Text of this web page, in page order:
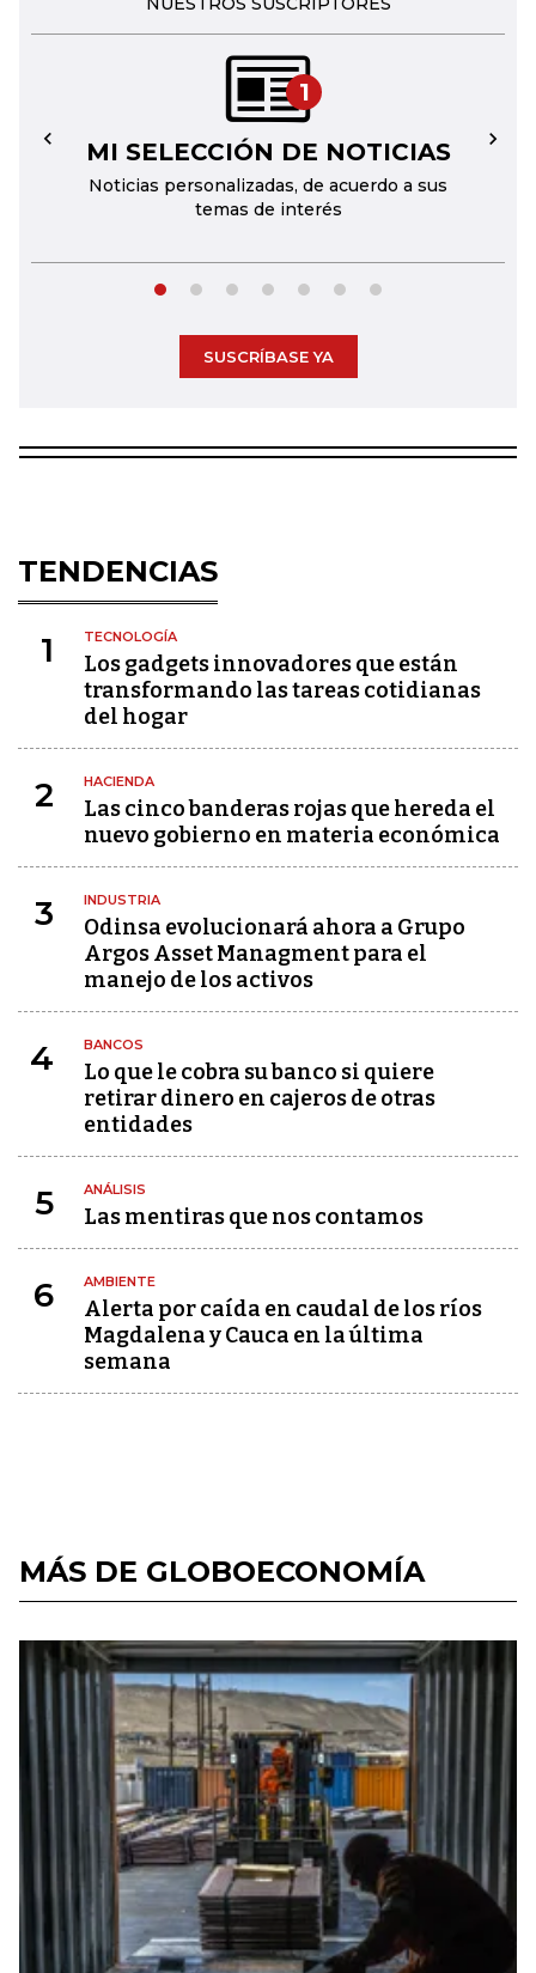
1
MI SELECCIÓN DE NOTICIAS
Noticias personalizadas, de acuerdo a sus
temas de interés
← →
SUSCRÍBASE YA
TENDENCIAS
1 TECNOLOGÍA
Los gadgets innovadores que están
transformando las tareas cotidianas
del hogar
2 HACIENDA
Las cinco banderas rojas que hereda el
nuevo gobierno en materia económica
3 INDUSTRIA
Odinsa evolucionará ahora a Grupo
Argos Asset Managment para el
manejo de los activos
4 BANCOS
Lo que le cobra su banco si quiere
retirar dinero en cajeros de otras
entidades
5 ANÁLISIS
Las mentiras que nos contamos
6 AMBIENTE
Alerta por caída en caudal de los ríos
Magdalena y Cauca en la última
semana
MÁS DE GLOBOECONOMÍA